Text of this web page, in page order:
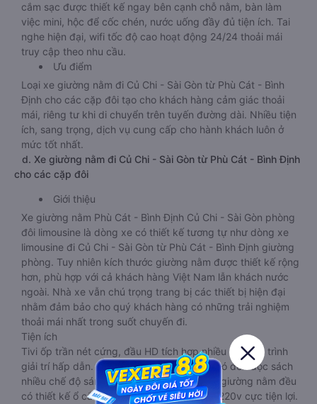
cắm sạc được thiết kế ngay bên cạnh chỗ nằm, bàn làm
việc mini, hộc để cốc chén, nước uống đầy đủ tiện ích. Tai
nghe hiện đại, wifi tốc độ cao hoạt động 24/24 thoải mái
truy cập theo nhu cầu.
Ưu điểm
Loại xe giường nằm đi Củ Chi - Sài Gòn từ Phù Cát - Bình
Định cho các cặp đôi tạo cho khách hàng cảm giác thoải
mái, riêng tư khi di chuyển trên tuyến đường dài. Nhiều tiện
ích, sang trọng, dịch vụ cung cấp cho hành khách luôn ở
mức tốt nhất.
d. Xe giường nằm đi Củ Chi - Sài Gòn từ Phù Cát - Bình Định
cho các cặp đôi
Giới thiệu
Xe giường nằm Phù Cát - Bình Định Củ Chi - Sài Gòn phòng
đôi limousine là dòng xe có thiết kế tương tự như dòng xe
limousine đi Củ Chi - Sài Gòn từ Phù Cát - Bình Định giường
phòng. Tuy nhiên kích thước giường nằm được thiết kế rộng
hơn, phù hợp với cả khách hàng Việt Nam lẫn khách nước
ngoài. Nhà xe vẫn chú trọng trang bị các thiết bị hiện đại
nhằm đảm bảo cho quý khách hàng có những trải nghiệm
thoải mái nhất trong suốt chuyến đi.
Tiện ích
Tivi ốp trần nét cứng, đầu HD tích hợp nhiều chương trình
giải trí hấp dẫn. Trong phòng có tai nghe, có đèn đọc sách
nhiều chế độ sáng, wifi tốc độ cao. Tại mỗi giường nằm đều
có thiết kế ổ cắm sạc đa năng nguồn điện 220v cực tiện lợi.